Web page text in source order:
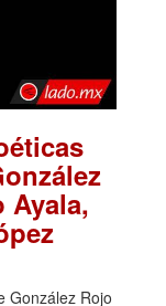
Ayala,
González Rojo